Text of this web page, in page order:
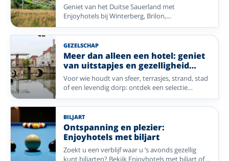
Geniet van het Duitse Sauerland met
Enjoyhotels bij Winterberg, Brilon,
Siedlinghausen en Bleiwäsche. Ideaal voor
wandelen, fietsen en ontspannen
natuuruitstapjes.
GEZELSCHAP
Meer dan alleen een hotel: geniet
van uitstapjes en gezelligheid
dichtbij
Voor wie houdt van sfeer, terrasjes, strand, stad
of een levendig dorp: ontdek een selectie
Enjoyhotels waar gezelligheid en vermaak
makkelijk binnen bereik zijn.
BILJART
Ontspanning en plezier:
Enjoyhotels met biljart
Zoekt u een verblijf waar u ’s avonds gezellig
kunt biljarten? Bekijk Enjoyhotels met biljart of